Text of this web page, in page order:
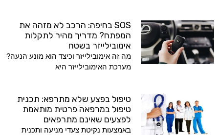
SOS בחיפה: הרכב לא מזהה את
המפתח? מדריך מהיר לתקלות
אימובילייזר בשטח
מה זה אימובילייזר וכיצד הוא מונע הנעה?
מערכת האימובילייזר היא
טיפול בפצע שלא מתרפא: תכנית
טיפול במרפאה פרטית מותאמת
לפצעים שאינם מתרפאים
באמצעות נקיטת צעדי מניעה ותכנית